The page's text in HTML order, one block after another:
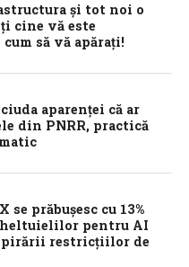
și tot noi o
cine vă este
să vă apărați!
aparenței că ar
din PNRR, practică
se prăbuşesc cu 13%
pentru AI
restricţiilor de